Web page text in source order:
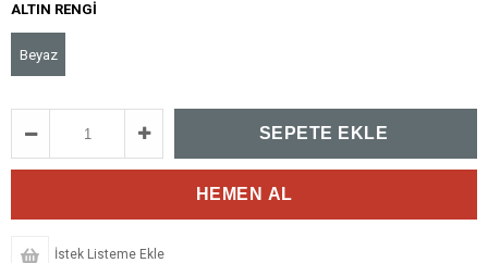
ALTIN RENGI
Beyaz
İstek Listeme Ekle